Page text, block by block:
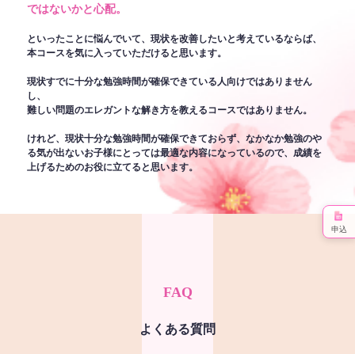
ではないかと心配。
といったことに悩んでいて、現状を改善したいと考えているならば、
本コースを気に入っていただけると思います。
現状すでに十分な勉強時間が確保できている人向けではありません
し、
難しい問題のエレガントな解き方を教えるコースではありません。
けれど、現状十分な勉強時間が確保できておらず、なかなか勉強のや
る気が出ないお子様にとっては最適な内容になっているので、成績を
上げるためのお役に立てると思います。
FAQ
よくある質問
申込